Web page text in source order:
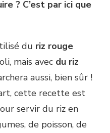
NOUVEAU
? C’est par ici que
du riz rouge
mais avec du riz
aussi, bien sûr !
cette recette est
servir du riz en
de poisson, de